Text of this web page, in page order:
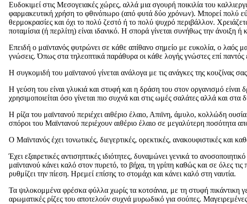
Ευδοκιμεί στις Μεσογειακές χώρες, αλλά μια σγουρή ποικιλία του
φαρμακευτική χρήση το φθινόπωρο (από φυτά δύο χρόνων). Μπορεί πολύ
θερμοκρασίες και όχι το πολύ ζεστό ή το πολύ ψυχρό περιβάλλον.
ποταμίσια (ή περλίτη) είναι ιδανικό. Η σπορά γίνεται συνήθως την άνοιξη
Επειδή ο μαϊντανός φυτρώνει σε κάθε απίθανο σημείο με ευκολία, ο λαός
γνώσεις. Όπως στα τηλεοπτικά παράθυρα οι κάθε λογής γνώστες επί παντός
Η συγκομιδή του μαϊντανού γίνεται ανάλογα με τις ανάγκες της κουζίνας
Η γεύση του είναι γλυκιά και στυφή και η δράση του στον οργανισμό είναι
χρησιμοποιείται όσο γίνεται πιο συχνά και στις ωμές σαλάτες αλλά και στα
Η ρίζα του μαϊντανού περιέχει αιθέριο έλαιο, Απιϊνη, άμυλο, κολλώδη
σπόροι του Μαϊντανού περιέχουν αιθέριο έλαιο σε μεγαλύτερη ποσότητα
Ο Μαϊντανός έχει τονωτικές, διεγερτικές, ορεκτικές, ανακουφιστικές και
Έχει εξαιρετικές αντισηπτικές ιδιότητες, δυναμώνει γενικά το
μαϊντανού κάνει καλό στον πυρετό, το βήχα, τη γρίπη καθώς και σε όλες
ρυθμίζει την πίεση. Ηρεμεί επίσης το στομάχι και κάνει καλό στη ναυτία.
Τα ψιλοκομμένα φρέσκα φύλλα χωρίς τα κοτσάνια, με τη στυφή πικάντικη
αρωματικές ρίζες του αποτελούν συχνά μυρωδικό για σούπες.